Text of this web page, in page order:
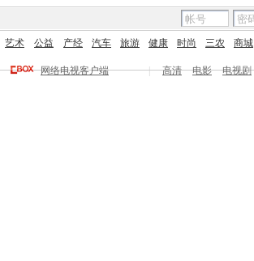
艺术 公益 产经 汽车 旅游 健康 时尚 三农 商城
网络电视客户端 | 高清 电影 电视剧